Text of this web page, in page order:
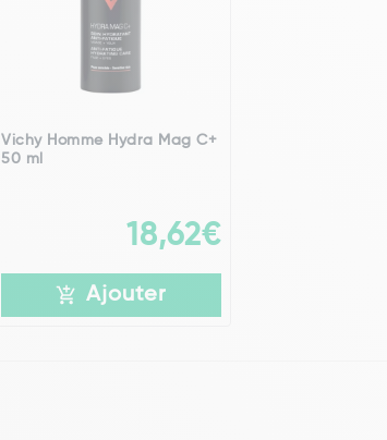
Vichy Homme Hydra Mag C+
50 ml
18,62€
Ajouter